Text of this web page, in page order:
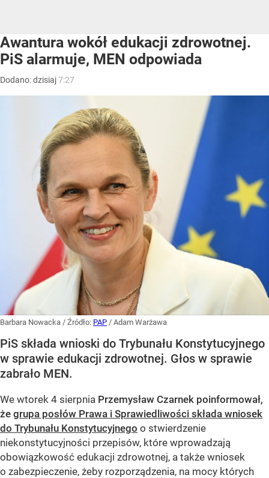
Awantura wokół edukacji zdrowotnej.
PiS alarmuje, MEN odpowiada
Dodano:dzisiaj7:27
Barbara Nowacka / Źródło: PAP / Adam Warżawa
PiS składa wnioski do Trybunału Konstytucyjnego
w sprawie edukacji zdrowotnej. Głos w sprawie
zabrało MEN.
We wtorek 4 sierpnia Przemysław Czarnek poinformował,
że grupa posłów Prawa i Sprawiedliwości składa wniosek
do Trybunału Konstytucyjnego o stwierdzenie
niekonstytucyjności przepisów, które wprowadzają
obowiązkowość edukacji zdrowotnej, a także wniosek
o zabezpieczenie, żeby rozporządzenia, na mocy których